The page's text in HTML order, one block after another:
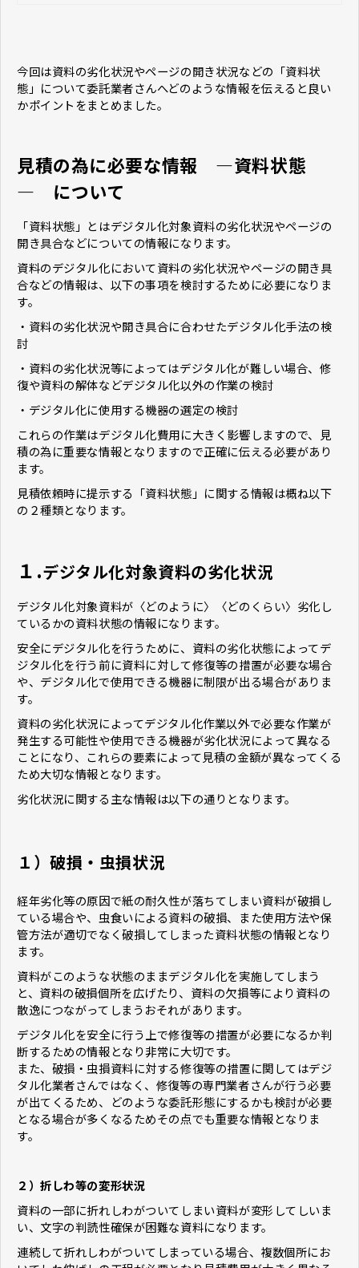
今回は資料の劣化状況やページの開き状況などの「資料状
態」について委託業者さんへどのような情報を伝えると良い
かポイントをまとめました。
見積の為に必要な情報 ―資料状態
― について
「資料状態」とはデジタル化対象資料の劣化状況やページの
開き具合などについての情報になります。
資料のデジタル化において資料の劣化状況やページの開き具
合などの情報は、以下の事項を検討するために必要になりま
す。
・資料の劣化状況や開き具合に合わせたデジタル化手法の検
討
・資料の劣化状況等によってはデジタル化が難しい場合、修
復や資料の解体などデジタル化以外の作業の検討
・デジタル化に使用する機器の選定の検討
これらの作業はデジタル化費用に大きく影響しますので、見
積の為に重要な情報となりますので正確に伝える必要があり
ます。
見積依頼時に提示する「資料状態」に関する情報は概ね以下
の２種類となります。
１.デジタル化対象資料の劣化状況
デジタル化対象資料が〈どのように〉〈どのくらい〉劣化し
ているかの資料状態の情報になります。
安全にデジタル化を行うために、資料の劣化状態によってデ
ジタル化を行う前に資料に対して修復等の措置が必要な場合
や、デジタル化で使用できる機器に制限が出る場合がありま
す。
資料の劣化状況によってデジタル化作業以外で必要な作業が
発生する可能性や使用できる機器が劣化状況によって異なる
ことになり、これらの要素によって見積の金額が異なってくる
ため大切な情報となります。
劣化状況に関する主な情報は以下の通りとなります。
１）破損・虫損状況
経年劣化等の原因で紙の耐久性が落ちてしまい資料が破損し
ている場合や、虫食いによる資料の破損、また使用方法や保
管方法が適切でなく破損してしまった資料状態の情報となり
ます。
資料がこのような状態のままデジタル化を実施してしまう
と、資料の破損個所を広げたり、資料の欠損等により資料の
散逸につながってしまうおそれがあります。
デジタル化を安全に行う上で修復等の措置が必要になるか判
断するための情報となり非常に大切です。
また、破損・虫損資料に対する修復等の措置に関してはデジ
タル化業者さんではなく、修復等の専門業者さんが行う必要
が出てくるため、どのような委託形態にするかも検討が必要
となる場合が多くなるためその点でも重要な情報となりま
す。
２）折しわ等の変形状況
資料の一部に折れしわがついてしまい資料が変形してしいま
い、文字の判読性確保が困難な資料になります。
連続して折れしわがついてしまっている場合、複数個所にお